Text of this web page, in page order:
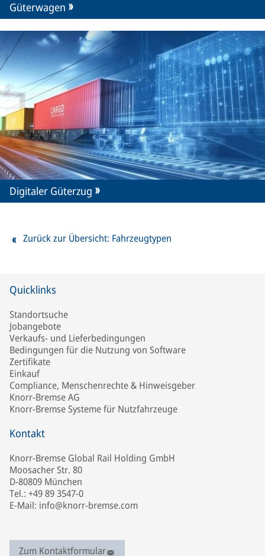
Güterwagen
Digitaler Güterzug
Zurück zur Übersicht: Fahrzeugtypen
Quicklinks
Standortsuche
Jobangebote
Verkaufs- und Lieferbedingungen
Bedingungen für die Nutzung von Software
Zertifikate
Einkauf
Compliance, Menschenrechte & Hinweisgeber
Knorr-Bremse AG
Knorr-Bremse Systeme für Nutzfahrzeuge
Kontakt
Knorr-Bremse Global Rail Holding GmbH
Moosacher Str. 80
D-80809 München
Tel.: +49 89 3547-0
E-Mail: info@knorr-bremse.com
Zum Kontaktformular